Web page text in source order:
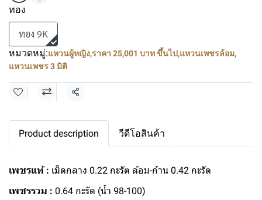
ทอง
ทอง 9K
หมวดหมู่:แหวนผู้หญิง,ราคา 25,001 บาท ขึ้นไป,แหวนเพชรล้อม,
แหวนเพชร 3 มิติ
แชร์
Product description วีดีโอสินค้า
เพชรแท้ : เม็ดกลาง 0.22 กะรัต ล้อม-ก้าน 0.42 กะรัต
เพชรรวม : 0.64 กะรัต (น้ำ 98-100)